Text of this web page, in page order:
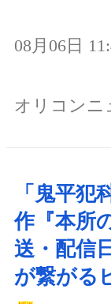
08月06日
オリコンニ
「鬼平犯
作『本所
送・配信
が繋がる